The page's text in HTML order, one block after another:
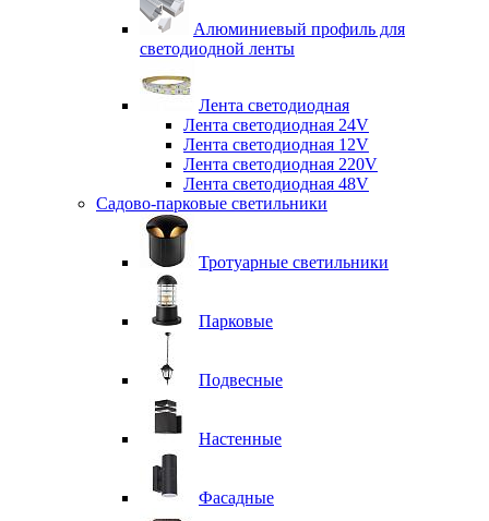
Алюминиевый профиль для
светодиодной ленты
Лента светодиодная
Лента светодиодная 24V
Лента светодиодная 12V
Лента светодиодная 220V
Лента светодиодная 48V
Садово-парковые светильники
Тротуарные светильники
Парковые
Подвесные
Настенные
Фасадные